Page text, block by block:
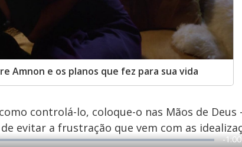
Amnon e os planos que fez para sua vida
controlá-lo, coloque-o nas Mãos de
evitar a frustração que vem com as
R
-1:00